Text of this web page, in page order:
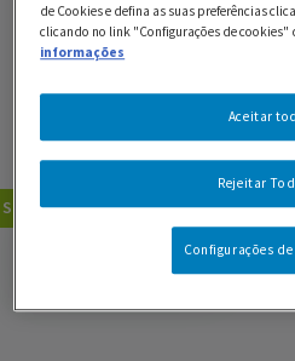
1 saqueta de fermento em pó
Sobremesas Bolos
de Cookies e defina as suas preferências
clicando no link "Configurações de cookies"
informações
Rejeitar
Aceitar
Configurações